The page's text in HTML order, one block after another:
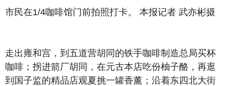
市民在1/4咖啡馆门前拍照打卡。 本报记者 武亦彬摄
走出雍和宫，到五道营胡同的铁手咖啡制造总局买杯
咖啡；拐进箭厂胡同，在元古本店吃份柚子酪，再逛
到国子监的精品店观夏挑一罐香薰；沿着东四北大街